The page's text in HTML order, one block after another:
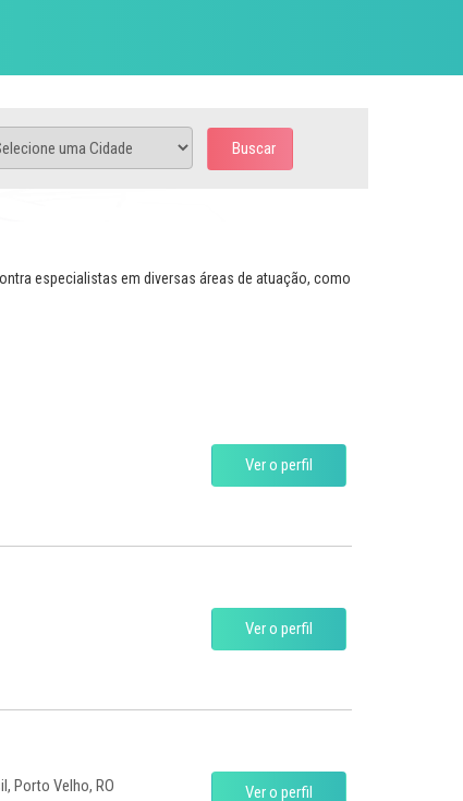
Buscar
especialistas em diversas áreas de atuação, como
Ver o perfil
Ver o perfil
Porto Velho, RO Ver o perfil